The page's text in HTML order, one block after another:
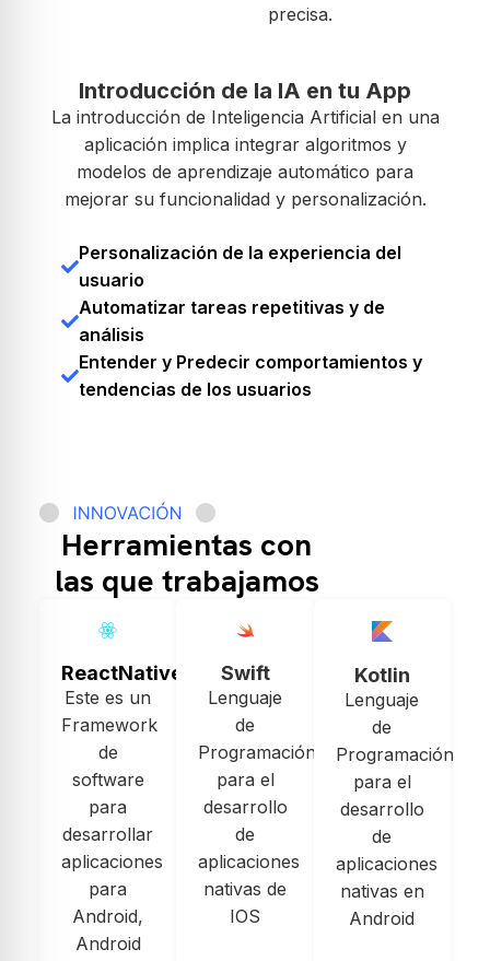
precisa.
Introducción de la IA en tu App
La introducción de Inteligencia Artificial en una
aplicación implica integrar algoritmos y
modelos de aprendizaje automático para
mejorar su funcionalidad y personalización.
Personalización de la experiencia del
usuario
Automatizar tareas repetitivas y de
análisis
Entender y Predecir comportamientos y
tendencias de los usuarios
Herramientas con
las que trabajamos
ReactNative
Este es un
Framework
de
software
para
desarrollar
aplicaciones
para
Android,
Android
Swift
Lenguaje
de
Programación
para el
desarrollo
de
aplicaciones
nativas de
IOS
Kotlin
Lenguaje
de
Programación
para el
desarrollo
de
aplicaciones
nativas en
Android